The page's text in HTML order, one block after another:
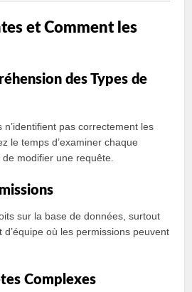
et Comment les
des Types de
n’identifient pas correctement les
le temps d’examiner chaque
modifier une requête.
sur la base de données, surtout
où les permissions peuvent
Complexes